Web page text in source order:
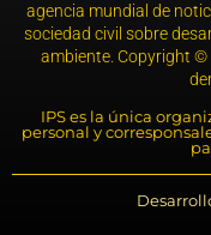
agencia mundial de
sociedad civil sobre
ambiente. Copyright ©
IPS es la única
personal y